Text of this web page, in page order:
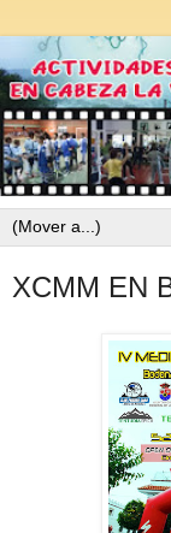
XCMM EN